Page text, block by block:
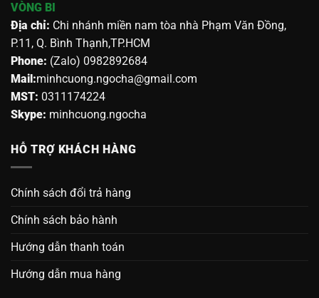
VÒNG BI
Địa chỉ: Chi nhánh miền nam tòa nhà Phạm Văn Đồng,
P.11, Q. Bình Thạnh,TP.HCM
Phone: (Zalo) 0982892684
Mail:minhcuong.ngocha@gmail.com
MST: 0311174224
Skype: minhcuong.ngocha
HỖ TRỢ KHÁCH HÀNG
Chính sách đổi trả hàng
Chính sách bảo hành
Hướng dẫn thanh toán
Hướng dẫn mua hàng